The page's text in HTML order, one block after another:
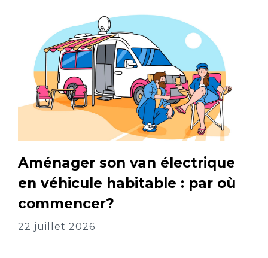
Aménager son van électrique
en véhicule habitable : par où
commencer?
22 juillet 2026